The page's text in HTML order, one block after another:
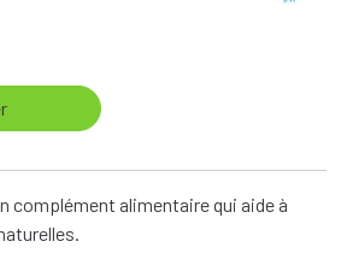
complément alimentaire qui aide à